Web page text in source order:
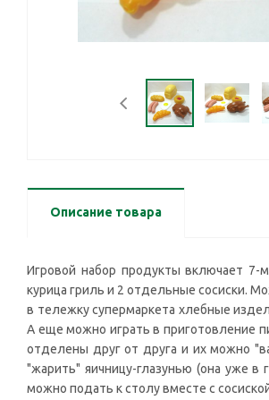
Описание товара
Игровой набор продукты включает 7-
курица гриль и 2 отдельные сосиски.
в тележку супермаркета хлебные
А еще можно играть в приготовление
отделены друг от друга и их можно
"жарить" яичницу-глазунью (она уже в
можно подать к столу вместе с